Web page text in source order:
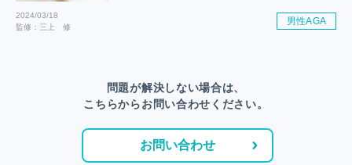
2024/03/18
監修：三上 修
男性AGA
問題が解決しない場合は、
こちらからお問い合わせください。
お問い合わせ